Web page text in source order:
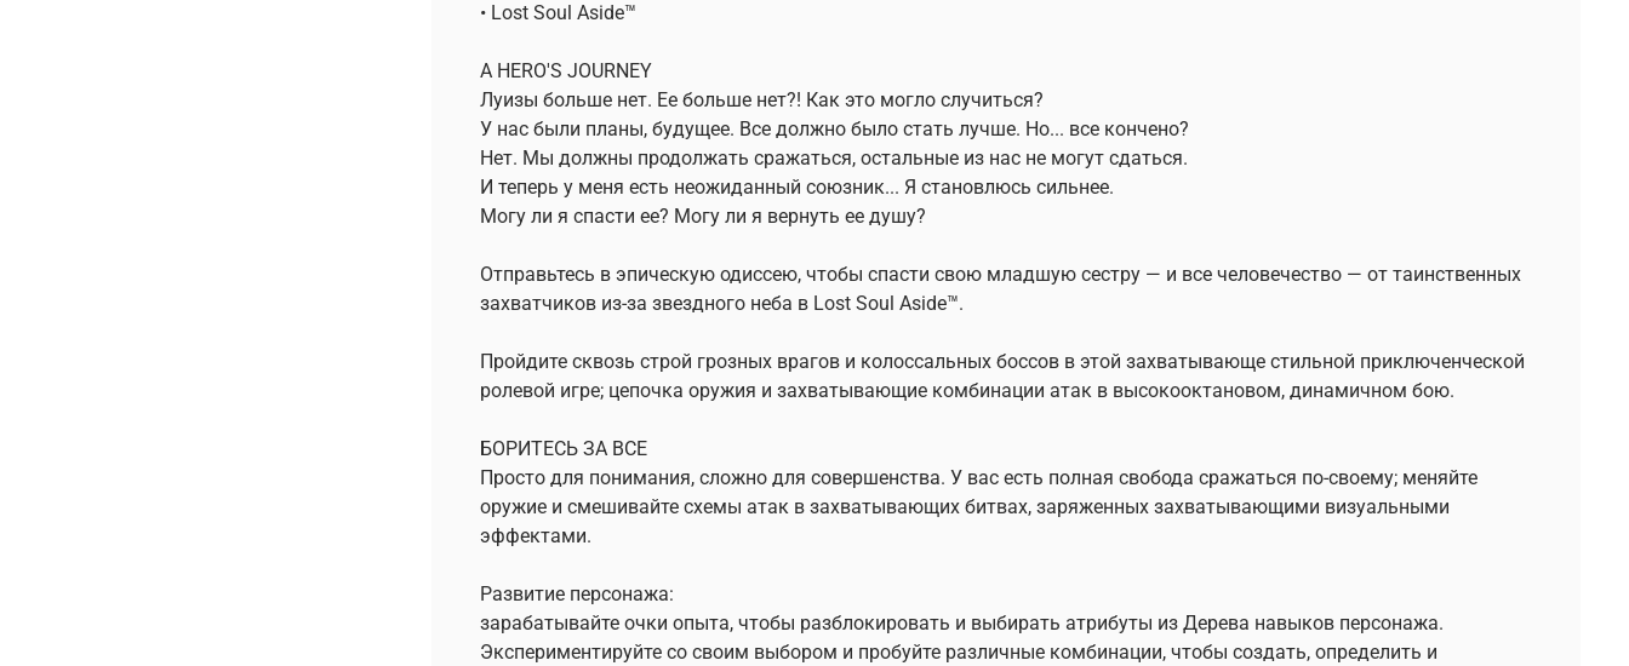
• Lost Soul Aside™
A HERO'S JOURNEY
Луизы больше нет. Ее больше нет?! Как это могло случиться?
У нас были планы, будущее. Все должно было стать лучше. Но... все кончено?
Нет. Мы должны продолжать сражаться, остальные из нас не могут сдаться.
И теперь у меня есть неожиданный союзник... Я становлюсь сильнее.
Могу ли я спасти ее? Могу ли я вернуть ее душу?
Отправьтесь в эпическую одиссею, чтобы спасти свою младшую сестру — и все человечество — от таинственных
захватчиков из-за звездного неба в Lost Soul Aside™.
Пройдите сквозь строй грозных врагов и колоссальных боссов в этой захватывающе стильной приключенческой
ролевой игре; цепочка оружия и захватывающие комбинации атак в высокооктановом, динамичном бою.
БОРИТЕСЬ ЗА ВСЕ
Просто для понимания, сложно для совершенства. У вас есть полная свобода сражаться по-своему; меняйте
оружие и смешивайте схемы атак в захватывающих битвах, заряженных захватывающими визуальными
эффектами.
Развитие персонажа:
зарабатывайте очки опыта, чтобы разблокировать и выбирать атрибуты из Дерева навыков персонажа.
Экспериментируйте со своим выбором и пробуйте различные комбинации, чтобы создать, определить и